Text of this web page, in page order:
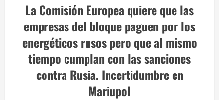
La Comisión Europea quiere que las
empresas del bloque paguen por los
energéticos rusos pero que al mismo
tiempo cumplan con las sanciones
contra Rusia. Incertidumbre en
Mariupol